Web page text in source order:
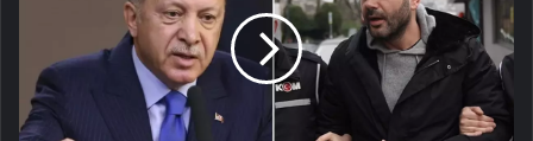
yolsuzluğu
soruşturmasına
ilk